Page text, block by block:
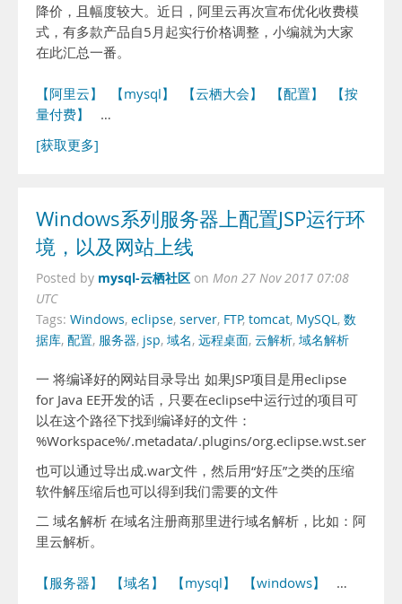
降价，且幅度较大。近日，阿里云再次宣布优化收费模
式，有多款产品自5月起实行价格调整，小编就为大家
在此汇总一番。
【阿里云】 【mysql】 【云栖大会】 【配置】
【按
量付费】
…
[获取更多]
Windows系列服务器上配置JSP运行环
境，以及网站上线
Posted by mysql-云栖社区 on Mon 27 Nov 2017 07:08
UTC
Tags: Windows, eclipse, server, FTP, tomcat, MySQL, 数
据库, 配置, 服务器, jsp, 域名, 远程桌面, 云解析, 域名解析
一 将编译好的网站目录导出 如果JSP项目是用eclipse
for Java EE开发的话，只要在eclipse中运行过的项目可
以在这个路径下找到编译好的文件：
%Workspace%/.metadata/.plugins/
也可以通过导出成.war文件，然后用“好压”之类的压缩
软件解压缩后也可以得到我们需要的文件
二 域名解析 在域名注册商那里进行域名解析，比如：阿
里云解析。
【服务器】 【域名】 【mysql】 【windows】
…